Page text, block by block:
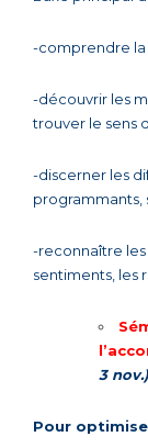
-comprendre
-découvrir les
trouver le sens
-discerner les
programmants,
-reconnaître
sentiments, les
3 nov.)
Pour